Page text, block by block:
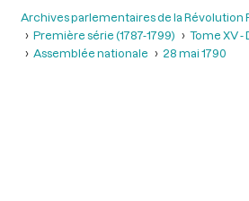
Archives parlementaires de la Révolution
Première série (1787-1799)
Tome XV -
Assemblée nationale
28 mai 1790